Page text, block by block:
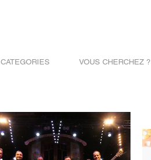
CATEGORIES VOUS CHERCHEZ ?